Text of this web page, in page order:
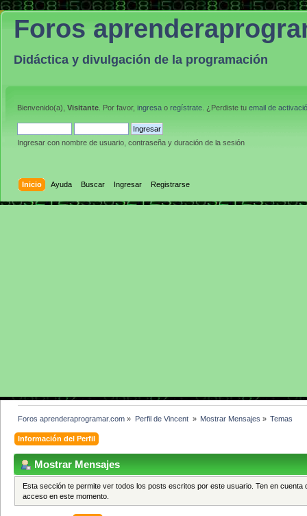
Foros
Didáctica y divulgación de la programación
Bienvenido(a), Visitante . Por favor, ingresa o regístrate . ¿Perdiste tu email de
Ingresar con nombre de usuario, contraseña y duración de la sesión
Inicio Ayuda Buscar Ingresar Registrarse
Foros aprenderaprogramar.com » Perfil de Vincent » Mostrar Mensajes » Temas
Información del Perfil
Mostrar Mensajes
Esta sección te permite ver todos los posts escritos por este usuario. Ten en
acceso en este momento.